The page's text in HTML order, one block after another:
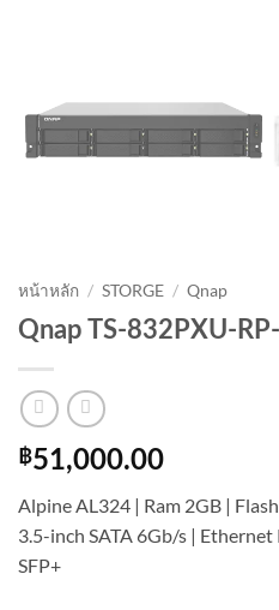
หน้าหลัก / STORGE / Qnap
Qnap TS-832PXU-
฿51,000.00
Alpine AL324 | Ram 2GB |
3.5-inch SATA 6Gb/s |
SFP+